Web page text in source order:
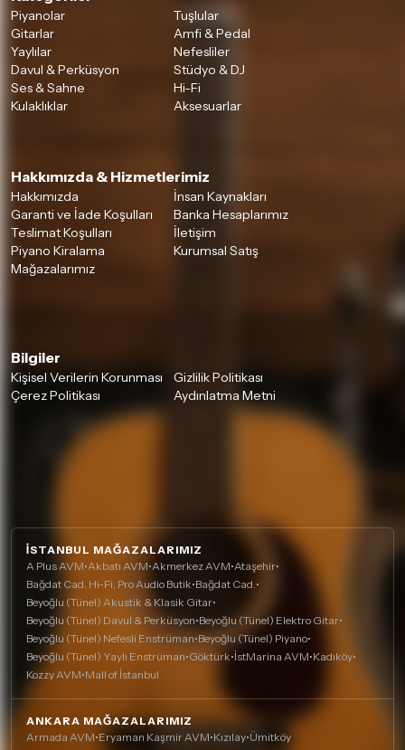
Piyanolar
Tuşlular
Gitarlar
Amfi & Pedal
Yaylılar
Nefesliler
Davul & Perküsyon
Stüdyo & DJ
Ses & Sahne
Hi-Fi
Kulaklıklar
Aksesuarlar
Hakkımızda & Hizmetlerimiz
Hakkımızda
İnsan Kaynakları
Garanti ve İade Koşulları
Banka Hesaplarımız
Teslimat Koşulları
İletişim
Piyano Kiralama
Kurumsal Satış
Mağazalarımız
Bilgiler
Kişisel Verilerin Korunması
Gizlilik Politikası
Çerez Politikası
Aydınlatma Metni
İSTANBUL MAĞAZALARIMIZ
A Plus AVM•Akbatı AVM•Akmerkez AVM•Ataşehir•
Bağdat Cad. Hi-Fi, Pro Audio Butik•Bağdat Cad.•
Beyoğlu (Tünel) Akustik & Klasik Gitar•
Beyoğlu (Tünel) Davul & Perküsyon•Beyoğlu (Tünel) Elektro Gitar•
Beyoğlu (Tünel) Nefesli Enstrüman•Beyoğlu (Tünel) Piyano•
Beyoğlu (Tünel) Yaylı Enstrüman•Göktürk•İstMarina AVM•Kadıköy•
Kozzy AVM•Mall of İstanbul
ANKARA MAĞAZALARIMIZ
Armada AVM•Eryaman Kaşmir AVM•Kızılay•Ümitköy